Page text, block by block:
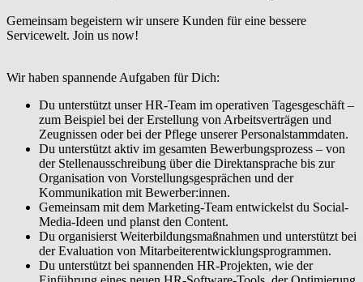
Gemeinsam begeistern wir unsere Kunden für eine bessere
Servicewelt. Join us now!
Wir haben spannende Aufgaben für Dich:
Du unterstützt unser HR-Team im operativen Tagesgeschäft –
zum Beispiel bei der Erstellung von Arbeitsverträgen und
Zeugnissen oder bei der Pflege unserer Personalstammdaten.
Du unterstützt aktiv im gesamten Bewerbungsprozess – von
der Stellenausschreibung über die Direktansprache bis zur
Organisation von Vorstellungsgesprächen und der
Kommunikation mit Bewerber:innen.
Gemeinsam mit dem Marketing-Team entwickelst du Social-
Media-Ideen und planst den Content.
Du organisierst Weiterbildungsmaßnahmen und unterstützt bei
der Evaluation von Mitarbeiterentwicklungsprogrammen.
Du unterstützt bei spannenden HR-Projekten, wie der